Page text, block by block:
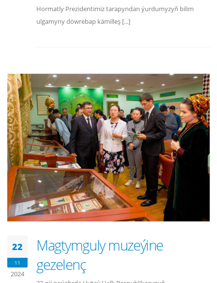
Hormatly Prezidentimiz tarapyndan ýurdumyzyň bilim
ulgamyny döwrebap kämilleş [...]
22
11
2024
Magtymguly muzeýine
gezelenç